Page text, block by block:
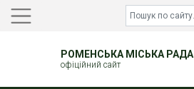
РОМЕНСЬКА МІСЬКА РАДА
офіційний сайт